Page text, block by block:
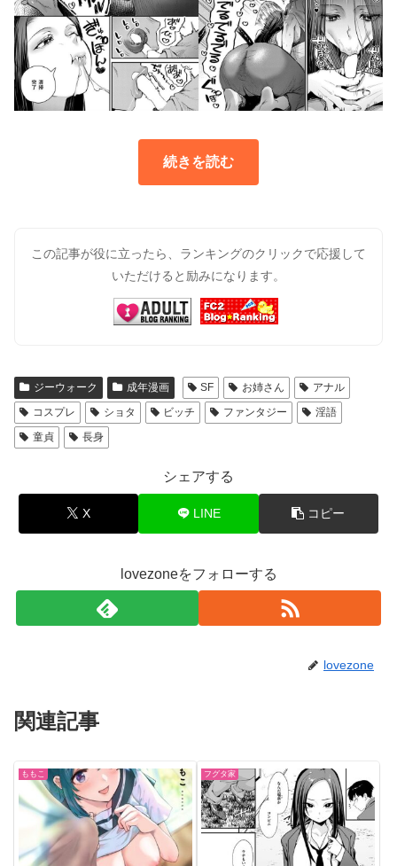
続きを読む
この記事が役に立ったら、ランキングのクリックで応援して
いただけると励みになります。
ジーウォーク 成年漫画 SF お姉さん
アナル
コスプレ
ショタ ビッチ ファンタジー
淫語
童貞
長身
シェアする
X LINE コピー
lovezoneをフォローする
lovezone
関連記事
ももこ フグタ家